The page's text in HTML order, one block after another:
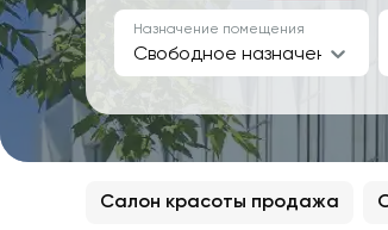
Назначение помещения
Свободное назначение
Салон красоты продажа